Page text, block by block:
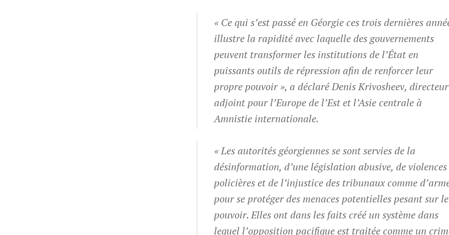
« Ce qui s’est passé en Géorgie ces trois dernières
illustre la rapidité avec laquelle des gouvernements
peuvent transformer les institutions de l’État en
puissants outils de répression afin de renforcer leur
propre pouvoir », a déclaré Denis Krivosheev, directeur
adjoint pour l’Europe de l’Est et l’Asie centrale à
Amnistie internationale.
« Les autorités géorgiennes se sont servies de la
désinformation, d’une législation abusive, de violences
policières et de l’injustice des tribunaux comme
pour se protéger des menaces potentielles pesant sur
pouvoir. Elles ont dans les faits créé un système dans
lequel l’opposition pacifique est traitée comme un